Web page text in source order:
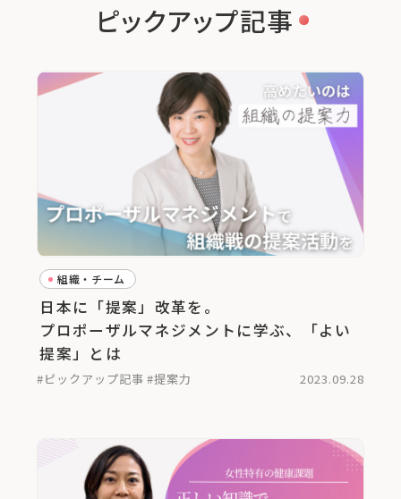
ピックアップ記事
組織・チーム
日本に「提案」改革を。
プロポーザルマネジメントに学ぶ、「よい
提案」とは
#ピックアップ記事 #提案力 2023.09.28